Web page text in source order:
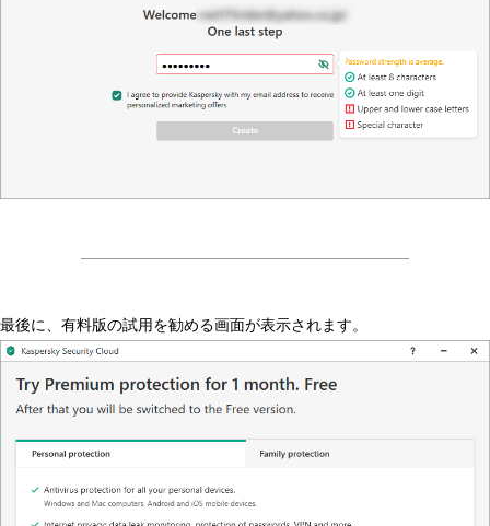
最後に、有料版の試用を勧める画面が表示されます。